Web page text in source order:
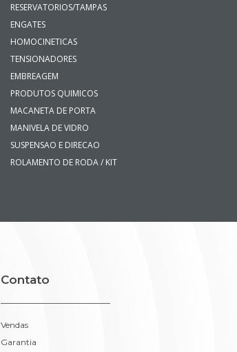
RESERVATORIOS/TAMPAS
ENGATES
HOMOCINETICAS
TENSIONADORES
EMBREAGEM
PRODUTOS QUIMICOS
MACANETA DE PORTA
MANIVELA DE VIDRO
SUSPENSAO E DIRECAO
ROLAMENTO DE RODA / KIT
Contato
Vendas
Garantia